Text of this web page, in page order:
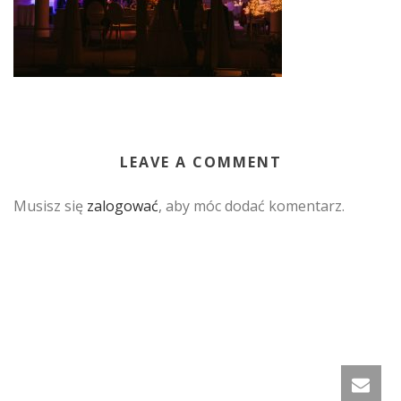
LEAVE A COMMENT
Musisz się zalogować, aby móc dodać komentarz.